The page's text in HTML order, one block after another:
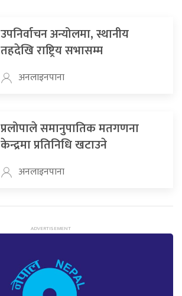
उपनिर्वाचन अन्योलमा, स्थानीय
तहदेखि राष्ट्रिय सभासम्म
अनलाइनपाना
प्रलोपाले समानुपातिक मतगणना
केन्द्रमा प्रतिनिधि खटाउने
अनलाइनपाना